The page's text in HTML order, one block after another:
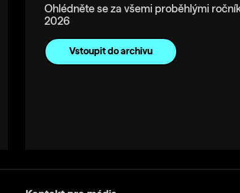
Ohlédněte se za všemi proběhlými
2026
Vstoupit do archivu